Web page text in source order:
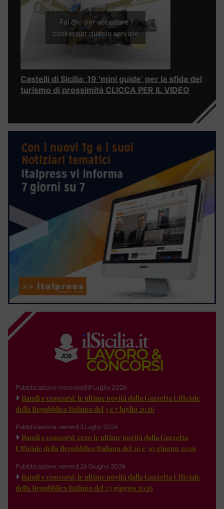
Fai clic per accettare i
cookie per questo servizio
Castelli di Sicilia: 19 ‘mini guide’ per la sfida del
turismo di prossimità CLICCA PER IL VIDEO
Pubblicazione: mercoledì 8 Luglio 2026
Bandi e concorsi: le ultime novità dalla Gazzetta Ufficiale
della Repubblica Italiana del 3 e 7 luglio 2026
Pubblicazione: venerdì 3 Luglio 2026
Bandi e concorsi: ecco le ultime novità dalla Gazzetta
Ufficiale della Repubblica Italiana del 26 e 30 giugno 2026
Pubblicazione: venerdì 26 Giugno 2026
Bandi e concorsi: le ultime novità dalla Gazzetta Ufficiale
della Repubblica Italiana del 23 giugno 2026